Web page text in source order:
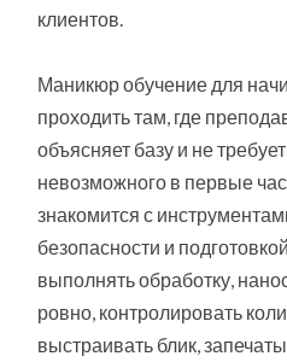
клиентов.
Маникюр обучение для
проходить там, где
объясняет базу и не
невозможного в первые
знакомится с
безопасности и
выполнять обработку,
ровно, контролировать
выстраивать блик,